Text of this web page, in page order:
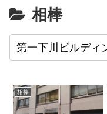
相棒
相棒